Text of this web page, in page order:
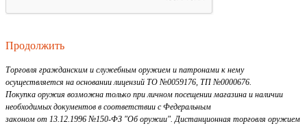
Продолжить
Торговля гражданским и служебным оружием и патронами к нему
осуществляется на основании лицензий ТО №0059176, ТП №0000676.
Покупка оружия возможна только при личном посещении магазина и наличии
необходимых документов в соответствии с Федеральным
законом от 13.12.1996 №150-ФЗ "Об оружии". Дистанционная торговля оружием